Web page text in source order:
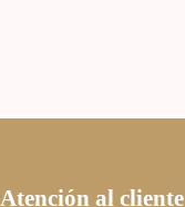
Atención al cliente